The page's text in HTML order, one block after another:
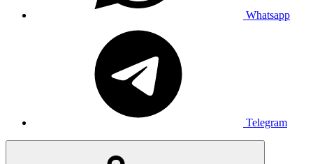
Whatsapp
Telegram